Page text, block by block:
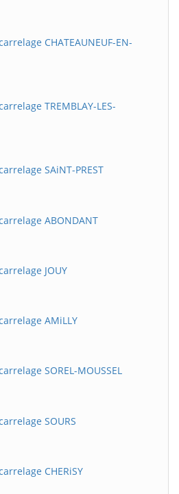
CHATEAUNEUF-EN-
TREMBLAY-LES-
SAiNT-PREST
ABONDANT
JOUY
AMiLLY
SOREL-MOUSSEL
SOURS
CHERiSY